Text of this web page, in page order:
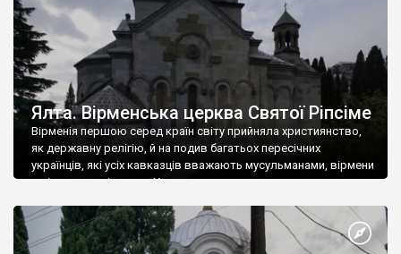
Ялта. Вірменська церква Святої Ріпсіме
Вірменія першою серед країн світу прийняла християнство,
як державну релігію, й на подив багатьох пересічних
українців, які усіх кавказців вважають мусульманами, вірмени
є відданими вірянами Христа